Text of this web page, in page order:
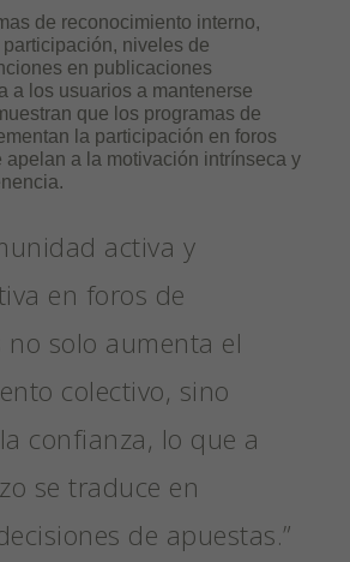
de reconocimiento interno,
niveles de
en publicaciones
a los usuarios a mantenerse
que los programas de
la participación en foros
apelan a la motivación intrínseca y
activa y
en foros de
no solo aumenta el
colectivo, sino
confianza, lo que a
se traduce en
de apuestas.”